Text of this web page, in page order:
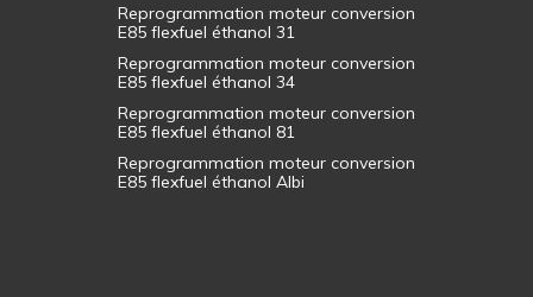
Reprogrammation moteur conversion
E85 flexfuel éthanol 31
Reprogrammation moteur conversion
E85 flexfuel éthanol 34
Reprogrammation moteur conversion
E85 flexfuel éthanol 81
Reprogrammation moteur conversion
E85 flexfuel éthanol Albi